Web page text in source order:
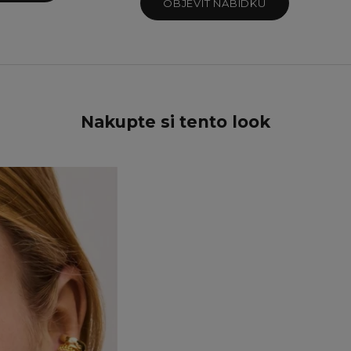
Teal Sparkle
OBJEVIT NABÍDKU
Nakupte si tento look